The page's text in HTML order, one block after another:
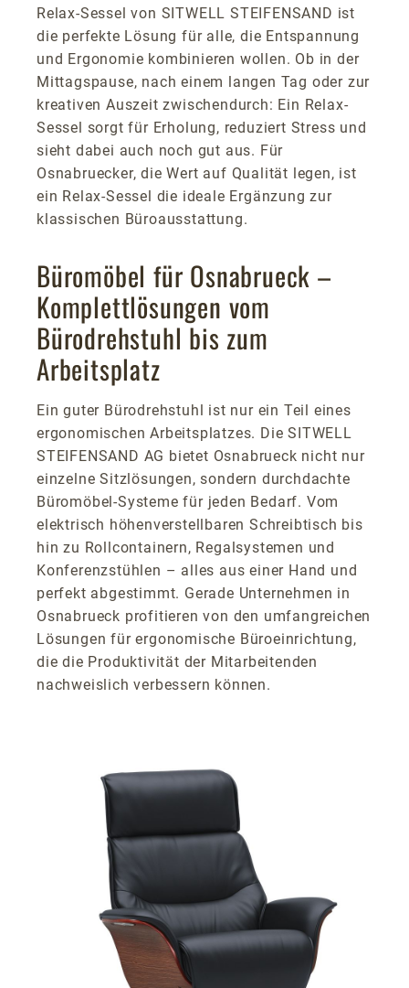
Relax-Sessel von SITWELL STEIFENSAND ist
die perfekte Lösung für alle, die Entspannung
und Ergonomie kombinieren wollen. Ob in der
Mittagspause, nach einem langen Tag oder zur
kreativen Auszeit zwischendurch: Ein Relax-
Sessel sorgt für Erholung, reduziert Stress und
sieht dabei auch noch gut aus. Für
Osnabruecker, die Wert auf Qualität legen, ist
ein Relax-Sessel die ideale Ergänzung zur
klassischen Büroausstattung.
Büromöbel für Osnabrueck –
Komplettlösungen vom
Bürodrehstuhl bis zum
Arbeitsplatz
Ein guter Bürodrehstuhl ist nur ein Teil eines
ergonomischen Arbeitsplatzes. Die SITWELL
STEIFENSAND AG bietet Osnabrueck nicht nur
einzelne Sitzlösungen, sondern durchdachte
Büromöbel-Systeme für jeden Bedarf. Vom
elektrisch höhenverstellbaren Schreibtisch bis
hin zu Rollcontainern, Regalsystemen und
Konferenzstühlen – alles aus einer Hand und
perfekt abgestimmt. Gerade Unternehmen in
Osnabrueck profitieren von den umfangreichen
Lösungen für ergonomische Büroeinrichtung,
die die Produktivität der Mitarbeitenden
nachweislich verbessern können.